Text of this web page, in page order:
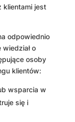
klientami jest
odpowiednio
o
osoby
klientów:
wsparcia w
się i